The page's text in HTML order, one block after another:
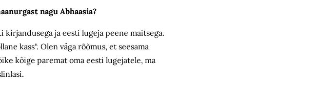
nagu Abhaasia?
ja eesti lugeja peene maitsega.
kass“. Olen väga rõõmus, et seesama
kõige paremat oma eesti lugejatele, ma